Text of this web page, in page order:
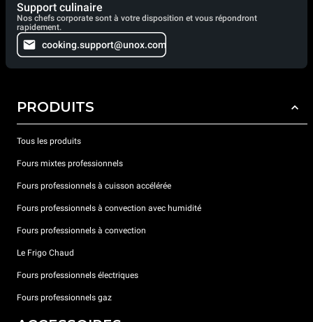
Support culinaire
Nos chefs corporate sont à votre disposition et vous répondront
rapidement.
cooking.support@unox.com
PRODUITS
Tous les produits
Fours mixtes professionnels
Fours professionnels à cuisson accélérée
Fours professionnels à convection avec humidité
Fours professionnels à convection
Le Frigo Chaud
Fours professionnels électriques
Fours professionnels gaz